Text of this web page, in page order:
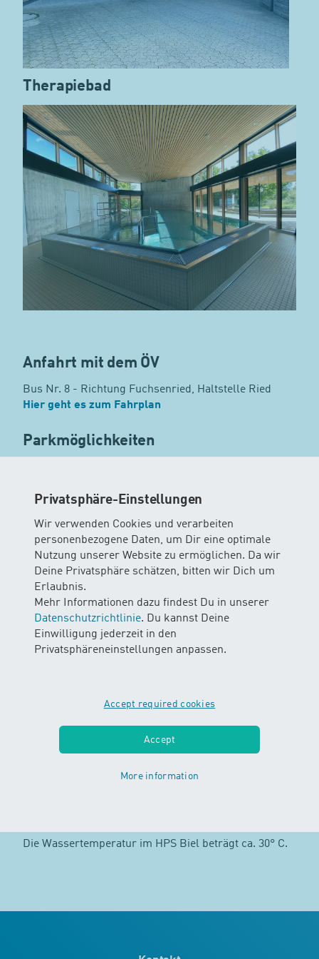
Privatsphäre-Einstellungen
Wir verwenden Cookies und verarbeiten
personenbezogene Daten, um Dir eine optimale
Nutzung unserer Website zu ermöglichen. Da wir
Deine Privatsphäre schätzen, bitten wir Dich um
Erlaubnis.
Mehr Informationen dazu findest Du in unserer
Datenschutzrichtlinie. Du kannst Deine
Einwilligung jederzeit in den
Privatsphäreneinstellungen anpassen.
Accept required cookies
Accept
More information
Therapiebad
Anfahrt mit dem ÖV
Bus Nr. 8 - Richtung Fuchsenried, Haltstelle Ried
Hier geht es zum Fahrplan
Parkmöglichkeiten
Garderobensituation
Bitte beachte, dass die Garderoben an unseren
öffentlichen Bad sind.
Die Wassertemperatur im HPS Biel beträgt ca. 30° C.